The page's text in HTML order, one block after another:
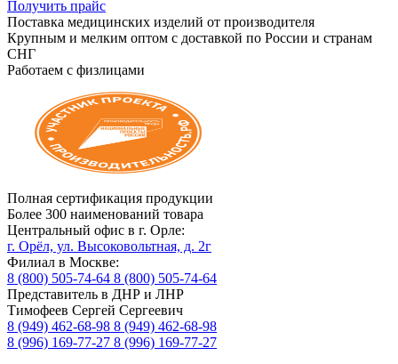
Получить прайс
Поставка медицинских изделий от производителя
Крупным и мелким оптом с доставкой по России и странам
СНГ
Работаем с физлицами
Полная сертификация продукции
Более 300 наименований товара
Центральный офис в г. Орле:
г. Орёл, ул. Высоковольтная, д. 2г
Филиал в Москве:
8 (800) 505-74-64 8 (800) 505-74-64
Представитель в ДНР и ЛНР
Тимофеев Сергей Сергеевич
8 (949) 462-68-98 8 (949) 462-68-98
8 (996) 169-77-27 8 (996) 169-77-27